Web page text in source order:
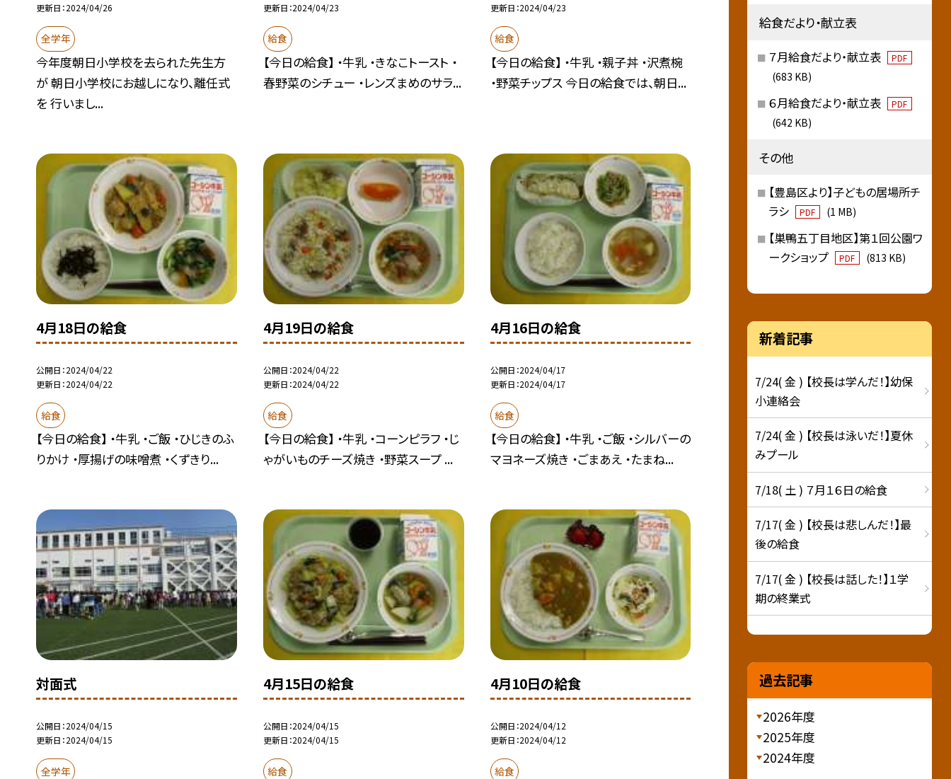
更新日 2024/04/26
全学年
今年度朝日小学校を去られた先生方
が 朝日小学校にお越しになり、離任式
を 行いまし...
更新日 2024/04/23
給食
【今日の給食】 ・牛乳 ・きなこトースト ・
春野菜のシチュー ・レンズまめのサラ...
更新日 2024/04/23
給食
【今日の給食】 ・牛乳 ・親子丼 ・沢煮椀
・野菜チップス 今日の給食では、朝日...
4月18日の給食
公開日 2024/04/22
更新日 2024/04/22
給食
【今日の給食】 ・牛乳 ・ご飯 ・ひじきのふ
りかけ ・厚揚げの味噌煮 ・くずきり...
4月19日の給食
公開日 2024/04/22
更新日 2024/04/22
給食
【今日の給食】 ・牛乳 ・コーンピラフ ・じ
ゃがいものチーズ焼き ・野菜スープ ...
4月16日の給食
公開日 2024/04/17
更新日 2024/04/17
給食
【今日の給食】 ・牛乳 ・ご飯 ・シルバーの
マヨネーズ焼き ・ごまあえ ・たまね...
対面式
公開日 2024/04/15
更新日 2024/04/15
全学年
4月15日の給食
公開日 2024/04/15
更新日 2024/04/15
給食
4月10日の給食
公開日 2024/04/12
更新日 2024/04/12
給食
給食だより・献立表
７月給食だより・献立表 PDF
(683 KB)
６月給食だより・献立表 PDF
(642 KB)
その他
【豊島区より】子どもの居場所チ
ラシ
PDF (1 MB)
【巣鴨五丁目地区】第１回公園ワ
ークショップ
PDF (813 KB)
新着記事
7/24( 金 ) 【校長は学んだ！】幼保
小連絡会
7/24( 金 ) 【校長は泳いだ！】夏休
みプール
7/18( 土 ) ７月１６日の給食
7/17( 金 ) 【校長は悲しんだ！】最
後の給食
7/17( 金 ) 【校長は話した！】１学
期の終業式
過去記事
2026年度
2025年度
2024年度